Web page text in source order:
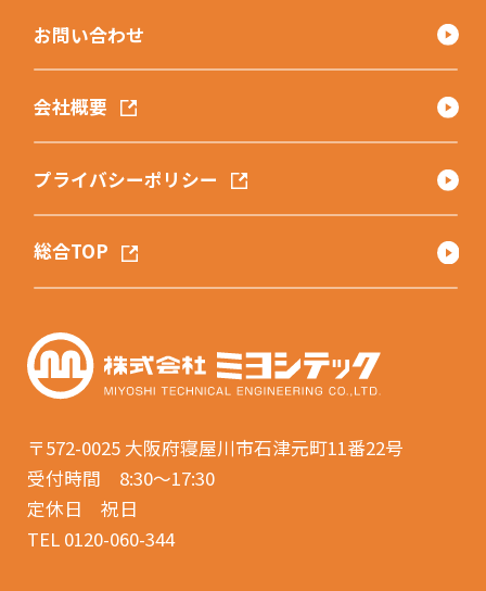
〒572-0025 大阪府寝屋川市石津元町11番22号
受付時間 8:30〜17:30
定休日 祝日
TEL 0120-060-344
お問い合わせ
会社概要
プライバシーポリシー
総合TOP